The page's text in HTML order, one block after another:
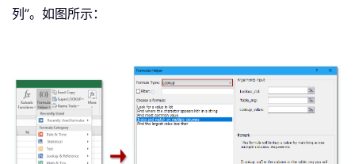
列”。如图所示：